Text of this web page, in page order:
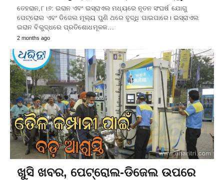
ତେହରାନ,୮।୬: ଇରାନ ଏବଂ ଇସ୍ରାଏଲ ମଧ୍ୟରେ ନୂତନ ସଂଘର୍ଷ ଯୋଗୁ
ପେଟ୍ରୋଲ ଏବଂ ଡିଜେଲ ମୂଲ୍ୟ ପୁଣି ଥରେ ବୃଦ୍ଧି ପାଇପାରେ। ଇସ୍ରାଏଲ
ଇରାନ ବିରୁଦ୍ଧରେ ପ୍ରତିଶୋଧମୂଳକ…
2 months ago
ଖୁସି ଖବର, ପେଟ୍ରୋଲ-ଡିଜେଲ ଉପରେ